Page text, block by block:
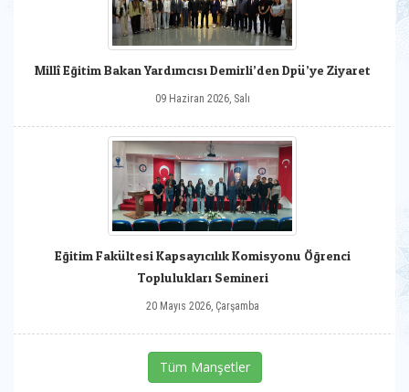
Millî Eğitim Bakan Yardımcısı Demirli’den Dpü’ye Ziyaret
09 Haziran 2026, Salı
Eğitim Fakültesi Kapsayıcılık Komisyonu Öğrenci
Toplulukları Semineri
20 Mayıs 2026, Çarşamba
Tüm Manşetler